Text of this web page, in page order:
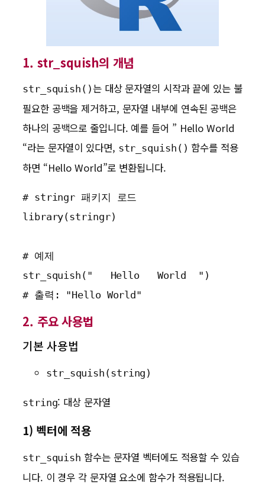
1. str_squish의 개념
str_squish() 는 대상 문자열의 시작과 끝에 있는 불
필요한 공백을 제거하고, 문자열 내부에 연속된 공백은
하나의 공백으로 줄입니다. 예를 들어 ” Hello World
“라는 문자열이 있다면, str_squish() 함수를 적용
하면 “Hello World”로 변환됩니다.
# stringr 패키지 로드
library(stringr)
# 예제
str_squish("   Hello   World  ")
# 출력: "Hello World"
2. 주요 사용법
기본 사용법
str_squish(string)
string: 대상 문자열
1) 벡터에 적용
str_squish 함수는 문자열 벡터에도 적용할 수 있습
니다. 이 경우 각 문자열 요소에 함수가 적용됩니다.